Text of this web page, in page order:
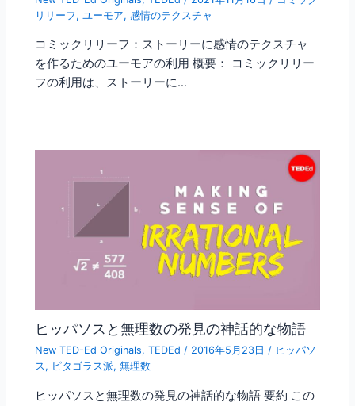
リリーフ, ユーモア,感情のテクスチャ
コミックリリーフ：ストーリーに感情のテクスチャ
を作るためのユーモアの利用 概要： コミックリリー
フの利用は、ストーリーに…
ヒッパソスと無理数の発見の神話的な物語
New TED-Ed Originals,TEDEd / 2016年5月23日/ ヒッパソ
ス, ピタゴラス派,無理数
ヒッパソスと無理数の発見の神話的な物語 要約 この